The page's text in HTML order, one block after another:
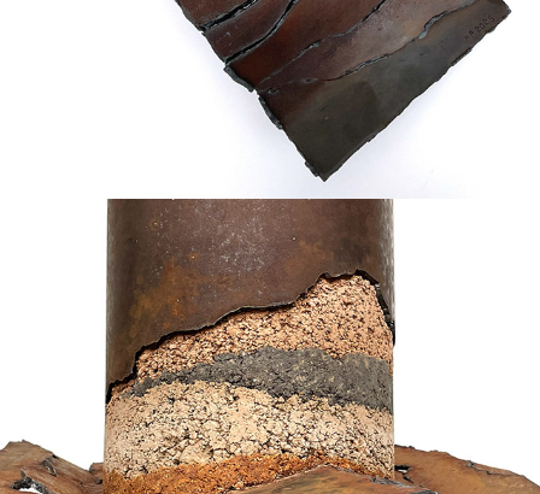
2026
RÊVES ÉROSIFS